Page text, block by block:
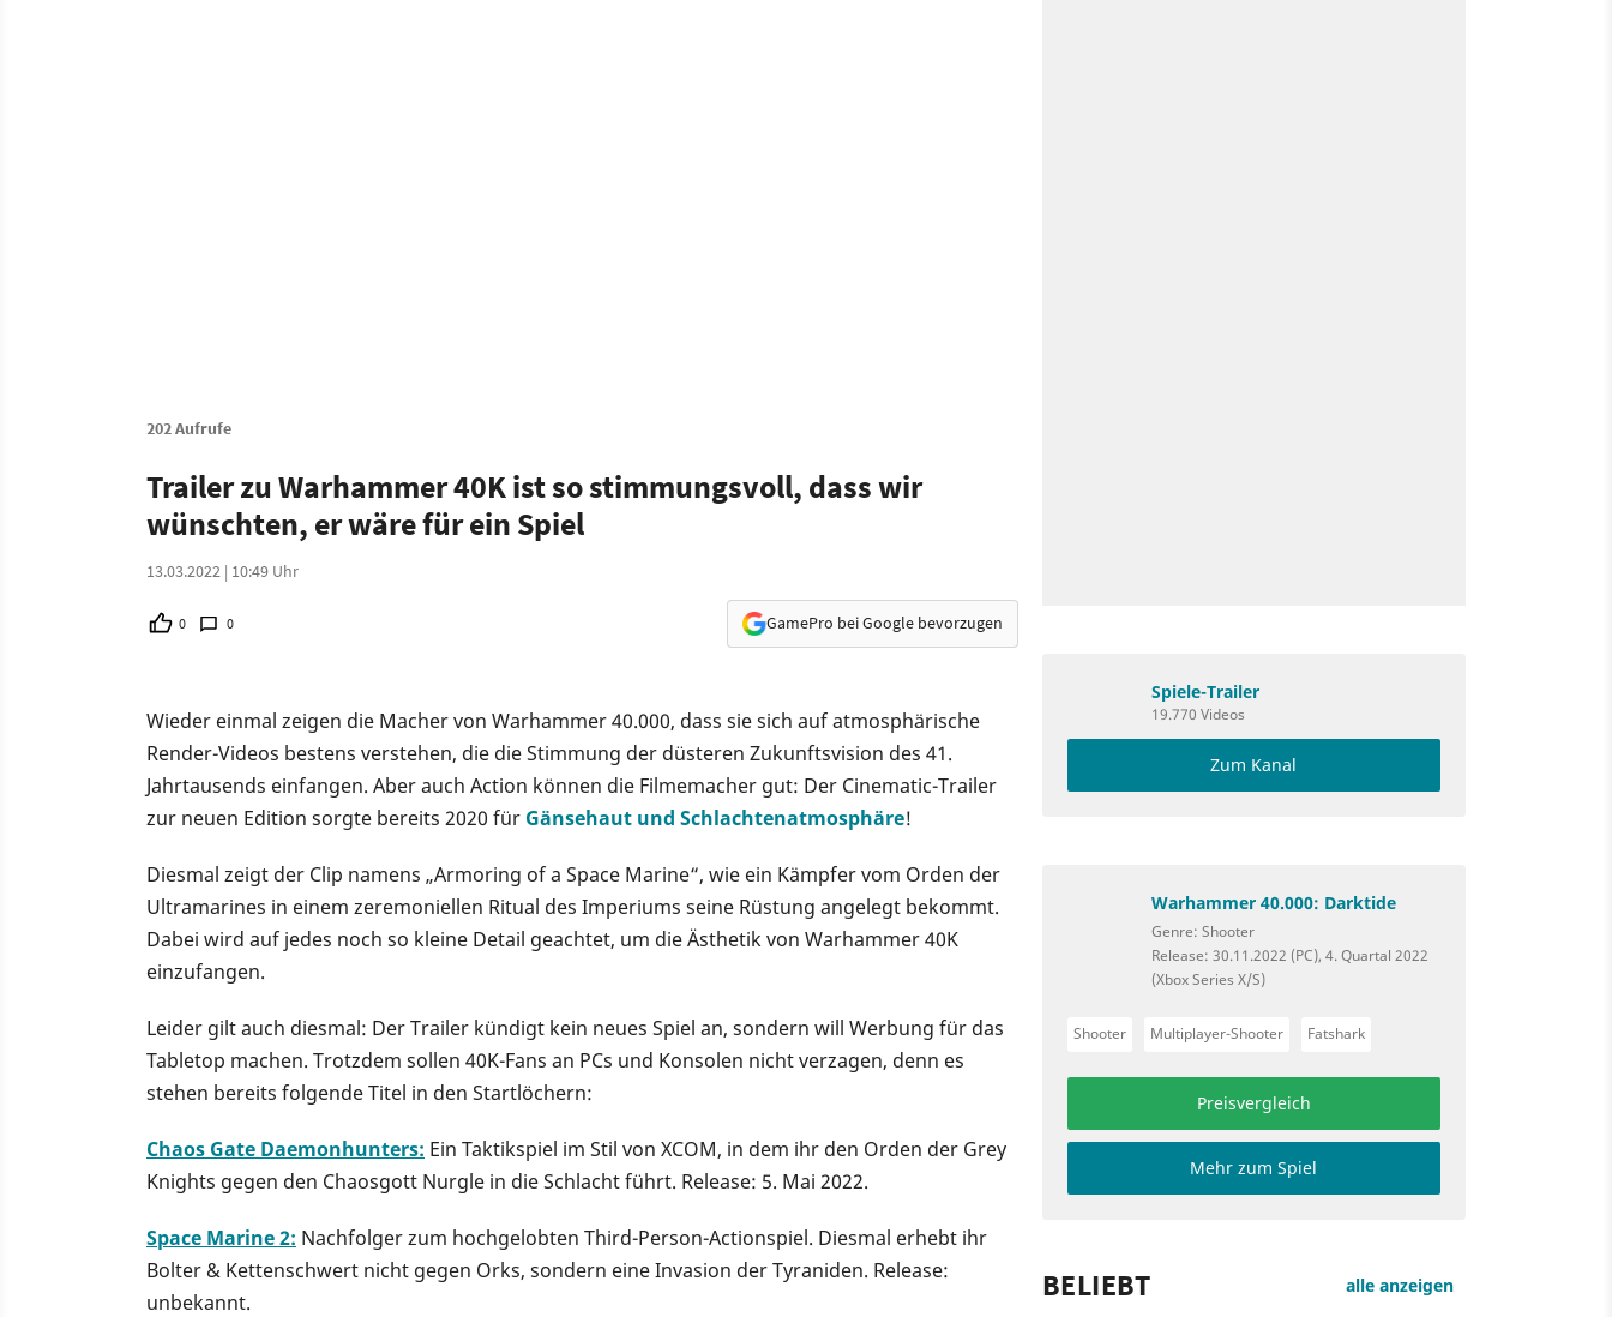
202 Aufrufe
Trailer zu Warhammer 40K ist so stimmungsvoll, dass wir
wünschten, er wäre für ein Spiel
13.03.2022 | 10:49 Uhr
0 0 GamePro bei Google bevorzugen
Wieder einmal zeigen die Macher von Warhammer 40.000, dass sie sich auf atmosphärische
Render-Videos bestens verstehen, die die Stimmung der düsteren Zukunftsvision des 41.
Jahrtausends einfangen. Aber auch Action können die Filmemacher gut: Der Cinematic-Trailer
zur neuen Edition sorgte bereits 2020 für Gänsehaut und Schlachtenatmosphäre!
Diesmal zeigt der Clip namens „Armoring of a Space Marine“, wie ein Kämpfer vom Orden der
Ultramarines in einem zeremoniellen Ritual des Imperiums seine Rüstung angelegt bekommt.
Dabei wird auf jedes noch so kleine Detail geachtet, um die Ästhetik von Warhammer 40K
einzufangen.
Leider gilt auch diesmal: Der Trailer kündigt kein neues Spiel an, sondern will Werbung für das
Tabletop machen. Trotzdem sollen 40K-Fans an PCs und Konsolen nicht verzagen, denn es
stehen bereits folgende Titel in den Startlöchern:
Chaos Gate Daemonhunters: Ein Taktikspiel im Stil von XCOM, in dem ihr den Orden der Grey
Knights gegen den Chaosgott Nurgle in die Schlacht führt. Release: 5. Mai 2022.
Space Marine 2: Nachfolger zum hochgelobten Third-Person-Actionspiel. Diesmal erhebt ihr
Bolter & Kettenschwert nicht gegen Orks, sondern eine Invasion der Tyraniden. Release:
unbekannt.
Spiele-Trailer
19.770 Videos
Zum Kanal
Warhammer 40.000: Darktide
Genre: Shooter
Release: 30.11.2022 (PC), 4. Quartal 2022
(Xbox Series X/S)
Shooter Multiplayer-Shooter Fatshark
Preisvergleich
Mehr zum Spiel
BELIEBT alle anzeigen